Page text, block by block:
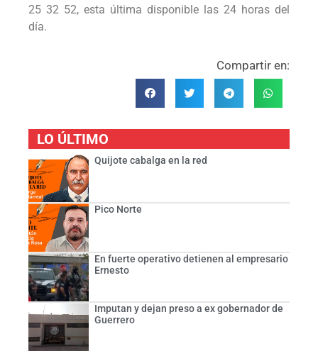
25 32 52, esta última disponible las 24 horas del
día.
Compartir en:
LO ÚLTIMO
Quijote cabalga en la red
Pico Norte
En fuerte operativo detienen al empresario
Ernesto
Imputan y dejan preso a ex gobernador de
Guerrero